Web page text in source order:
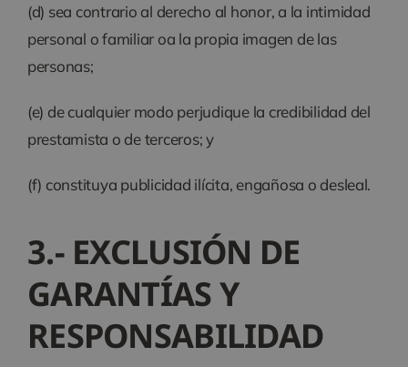
(d) sea contrario al derecho al honor, a la intimidad
personal o familiar oa la propia imagen de las
personas;
(e) de cualquier modo perjudique la credibilidad del
prestamista o de terceros; y
(f) constituya publicidad ilícita, engañosa o desleal.
3.- EXCLUSIÓN DE
GARANTÍAS Y
RESPONSABILIDAD